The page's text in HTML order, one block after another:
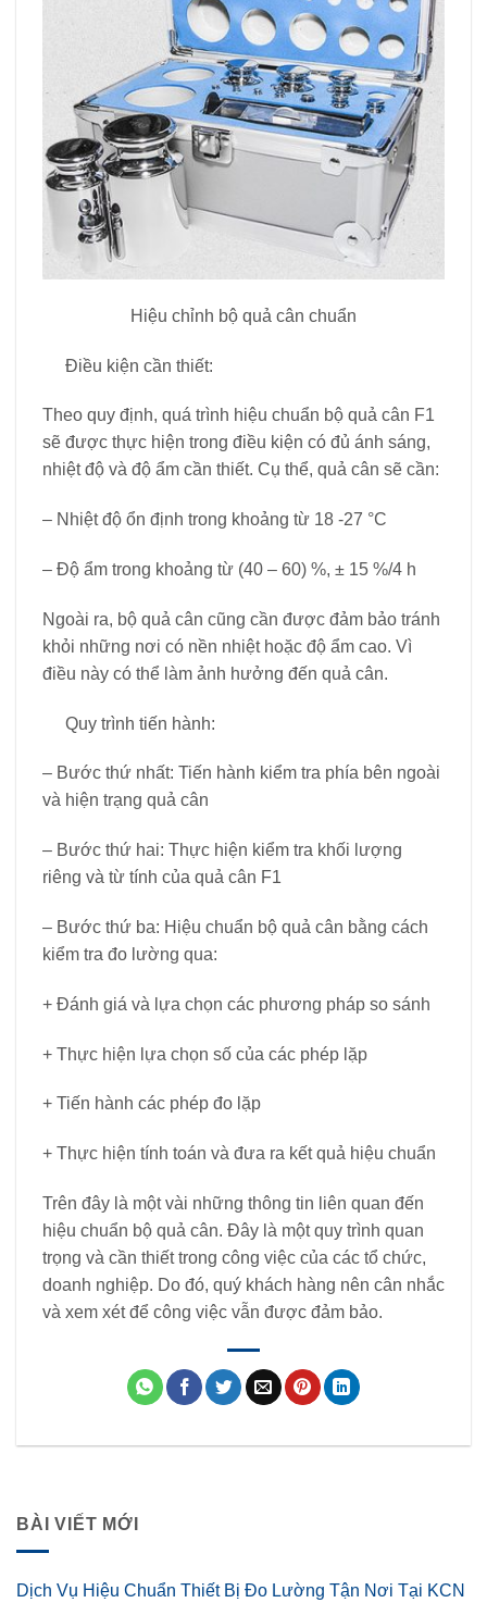
Hiệu chỉnh bộ quả cân chuẩn
Điều kiện cần thiết:
Theo quy định, quá trình hiệu chuẩn bộ quả cân F1
sẽ được thực hiện trong điều kiện có đủ ánh sáng,
nhiệt độ và độ ẩm cần thiết. Cụ thể, quả cân sẽ cần:
– Nhiệt độ ổn định trong khoảng từ 18 -27 °C
– Độ ẩm trong khoảng từ (40 – 60) %, ± 15 %/4 h
Ngoài ra, bộ quả cân cũng cần được đảm bảo tránh
khỏi những nơi có nền nhiệt hoặc độ ẩm cao. Vì
điều này có thể làm ảnh hưởng đến quả cân.
Quy trình tiến hành:
– Bước thứ nhất: Tiến hành kiểm tra phía bên ngoài
và hiện trạng quả cân
– Bước thứ hai: Thực hiện kiểm tra khối lượng
riêng và từ tính của quả cân F1
– Bước thứ ba: Hiệu chuẩn bộ quả cân bằng cách
kiểm tra đo lường qua:
+ Đánh giá và lựa chọn các phương pháp so sánh
+ Thực hiện lựa chọn số của các phép lặp
+ Tiến hành các phép đo lặp
+ Thực hiện tính toán và đưa ra kết quả hiệu chuẩn
Trên đây là một vài những thông tin liên quan đến
hiệu chuẩn bộ quả cân. Đây là một quy trình quan
trọng và cần thiết trong công việc của các tổ chức,
doanh nghiệp. Do đó, quý khách hàng nên cân nhắc
và xem xét để công việc vẫn được đảm bảo.
BÀI VIẾT MỚI
Dịch Vụ Hiệu Chuẩn Thiết Bị Đo Lường Tận Nơi Tại KCN